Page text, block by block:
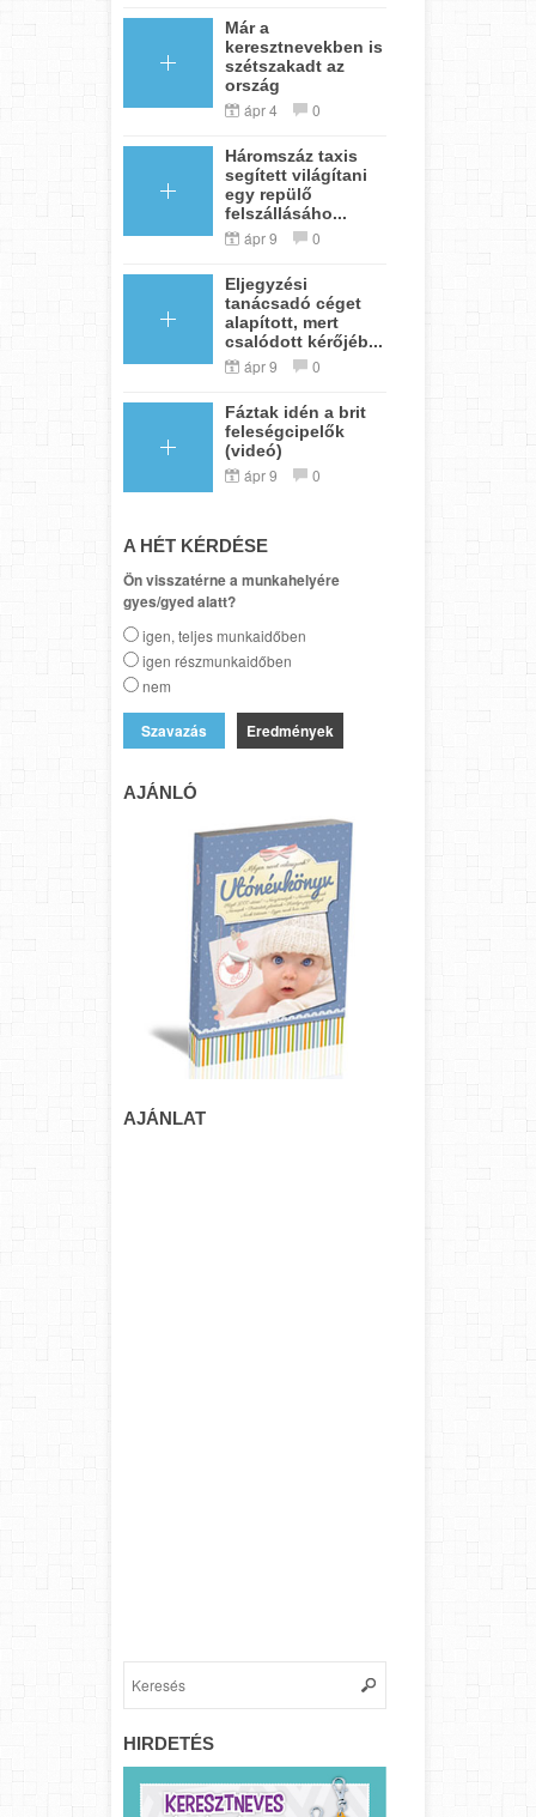
Már a
keresztnevekben is
szétszakadt az
ország
ápr 4 0
Háromszáz taxis
segített világítani
egy repülő
felszállásáho...
ápr 9 0
Eljegyzési
tanácsadó céget
alapított, mert
csalódott kérőjéb...
ápr 9 0
Fáztak idén a brit
feleségcipelők
(videó)
ápr 9 0
A HÉT KÉRDÉSE
Ön visszatérne a munkahelyére
gyes/gyed alatt?
igen, teljes munkaidőben
igen részmunkaidőben
nem
Eredmények
AJÁNLÓ
AJÁNLAT
HIRDETÉS